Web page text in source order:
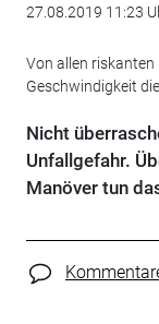
27.08.2019 11:23
Von allen
Geschwindigkeit
Nicht
Unfallgefahr.
Manöver tun